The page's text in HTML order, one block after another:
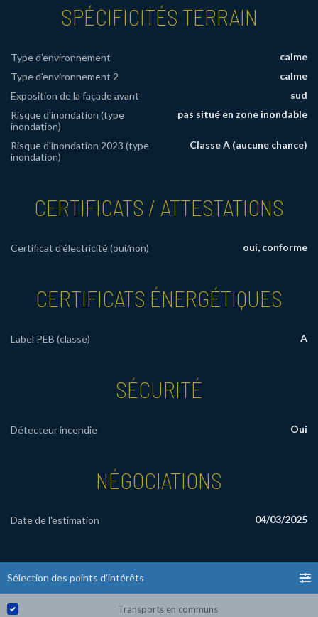
SPÉCIFICITÉS TERRAIN
Type d'environnement
calme
Type d'environnement 2
calme
Exposition de la façade avant
sud
Risque d'inondation (type
inondation)
pas situé en zone inondable
Risque d'inondation 2023 (type
inondation)
Classe A (aucune chance)
CERTIFICATS / ATTESTATIONS
Certificat d'électricité (oui/non) oui, conforme
CERTIFICATS ÉNERGÉTIQUES
Label PEB (classe) A
SÉCURITÉ
Détecteur incendie Oui
NÉGOCIATIONS
Date de l'estimation 04/03/2025
Sélection des points d'intérêts
Transports en communs